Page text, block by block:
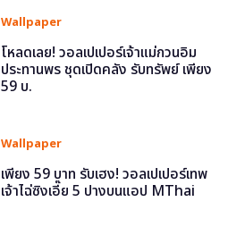
Wallpaper
โหลดเลย! วอลเปเปอร์เจ้าแม่กวนอิม
ประทานพร ชุดเปิดคลัง รับทรัพย์ เพียง
59 บ.
Wallpaper
เพียง 59 บาท รับเฮง! วอลเปเปอร์เทพ
เจ้าไฉ่ซิงเอี๊ย 5 ปางบนแอป MThai